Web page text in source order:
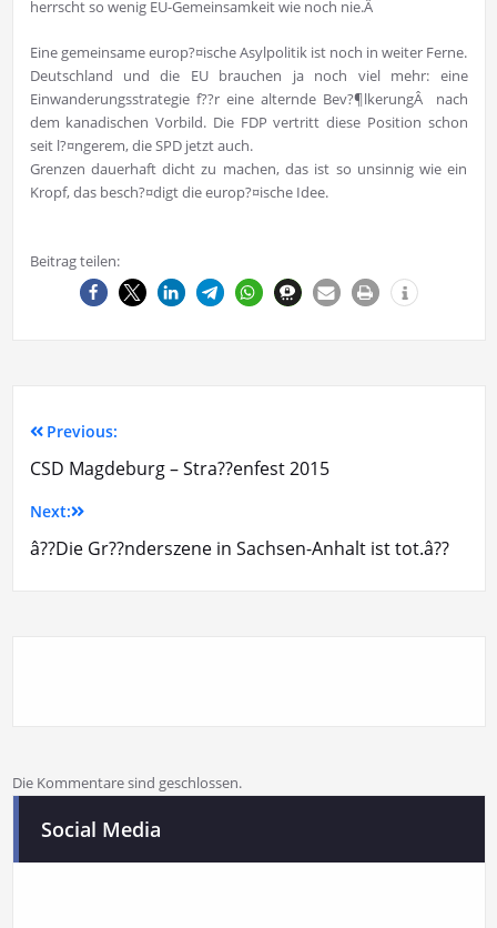
herrscht so wenig EU-Gemeinsamkeit wie noch nie.Â
Eine gemeinsame europ?¤ische Asylpolitik ist noch in weiter Ferne.
Deutschland und die EU brauchen ja noch viel mehr: eine
Einwanderungsstrategie f??r eine alternde Bev?¶lkerungÂ nach
dem kanadischen Vorbild. Die FDP vertritt diese Position schon
seit l?¤ngerem, die SPD jetzt auch.
Grenzen dauerhaft dicht zu machen, das ist so unsinnig wie ein
Kropf, das besch?¤digt die europ?¤ische Idee.
Beitrag teilen:
Previous:
CSD Magdeburg – Stra??enfest 2015
Next:
â??Die Gr??nderszene in Sachsen-Anhalt ist tot.â??
Die Kommentare sind geschlossen.
Social Media